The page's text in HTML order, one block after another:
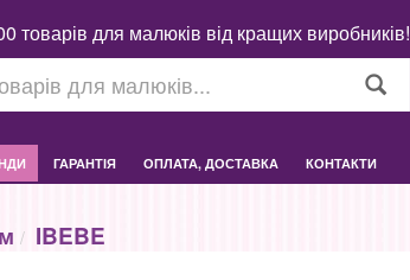
товарів для малюків від кращих виробників!
ГАРАНТІЯ ОПЛАТА, ДОСТАВКА КОНТАКТИ
IBEBE